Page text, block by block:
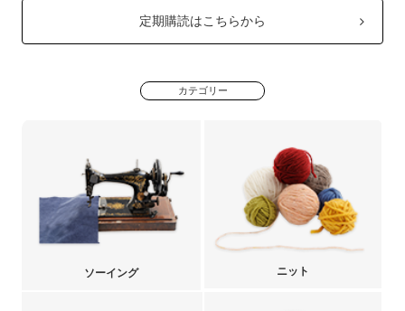
定期購読はこちらから
カテゴリー
ソーイング ニット